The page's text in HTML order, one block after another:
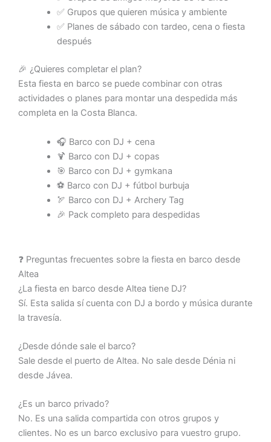
✅ Grupos que quieren música y ambiente
✅ Planes de sábado con tardeo, cena o fiesta
después
🎉 ¿Quieres completar el plan?
Esta fiesta en barco se puede combinar con otras
actividades o planes para montar una despedida más
completa en la Costa Blanca.
🎧 Barco con DJ + cena
🍹 Barco con DJ + copas
🎯 Barco con DJ + gymkana
⚽ Barco con DJ + fútbol burbuja
🏹 Barco con DJ + Archery Tag
🎉 Pack completo para despedidas
❓ Preguntas frecuentes sobre la fiesta en barco desde
Altea
¿La fiesta en barco desde Altea tiene DJ?
Sí. Esta salida sí cuenta con DJ a bordo y música durante
la travesía.
¿Desde dónde sale el barco?
Sale desde el puerto de Altea. No sale desde Dénia ni
desde Jávea.
¿Es un barco privado?
No. Es una salida compartida con otros grupos y
clientes. No es un barco exclusivo para vuestro grupo.